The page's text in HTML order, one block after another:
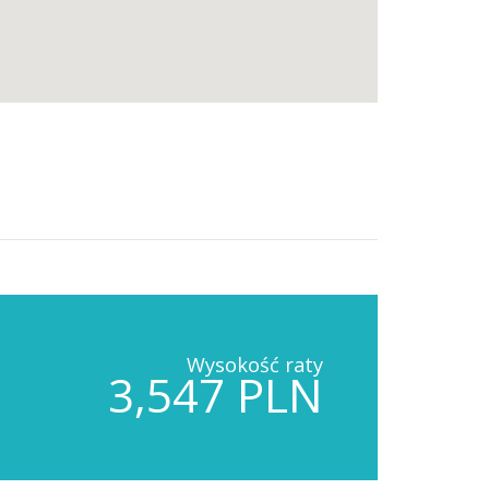
Wysokość raty
3,547 PLN